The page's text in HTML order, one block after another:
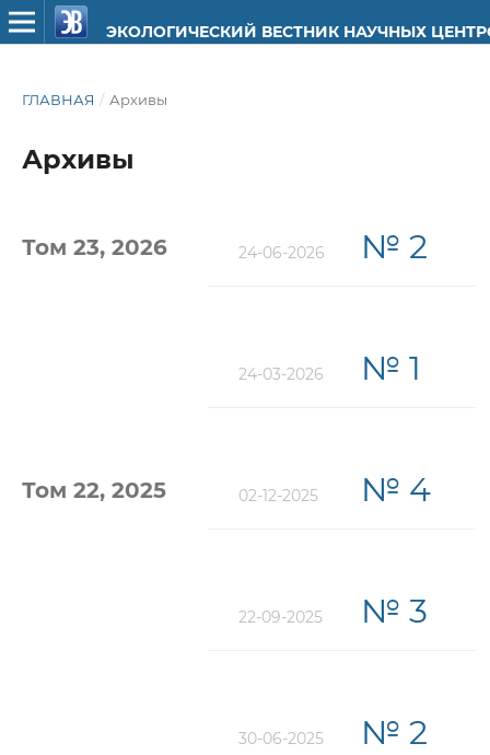
ЭКОЛОГИЧЕСКИЙ ВЕСТНИК НАУЧНЫХ
ГЛАВНАЯ / Архивы
Архивы
Том 23, 2026 24-06-2026 № 2
24-03-2026 № 1
Том 22, 2025 02-12-2025 № 4
22-09-2025 № 3
30-06-2025 № 2